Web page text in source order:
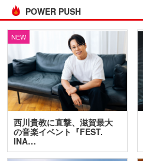
POWER PUSH
NEW
西川貴教に直撃、滋賀最大
の音楽イベント『FEST.
INA…